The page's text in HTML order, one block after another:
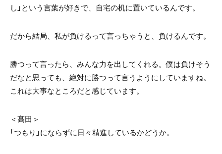
し」という言葉が好きで、自宅の机に置いているんです。
だから結局、私が負けるって言っちゃうと、負けるんです。
勝つって言ったら、みんな力を出してくれる。僕は負けそう
だなと思っても、絶対に勝つって言うようにしていますね。
これは大事なところだと感じています。
＜髙田＞
「つもり」にならずに日々精進しているかどうか。